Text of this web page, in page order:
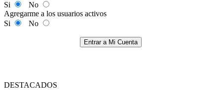
Si
No
Agregarme a los usuarios activos
Si
No
Entrar a Mi Cuenta
DESTACADOS